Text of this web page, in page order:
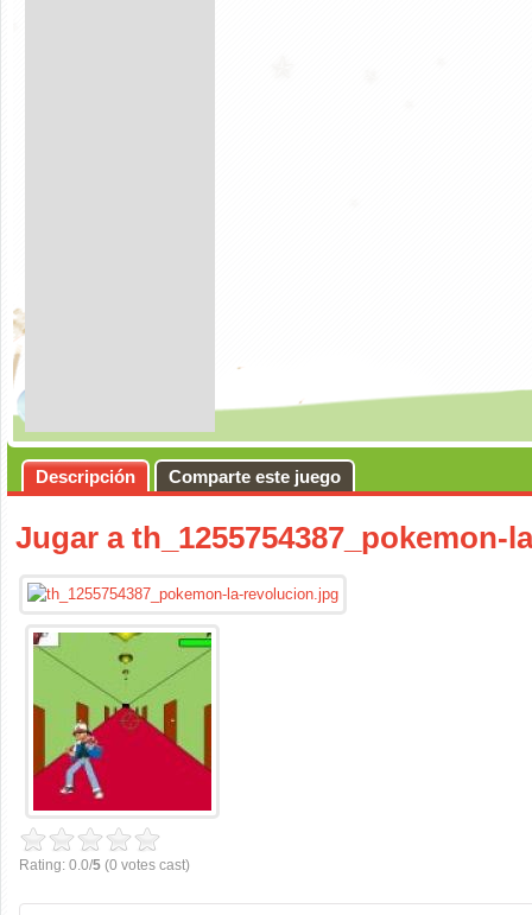
Descripción Comparte este juego
Jugar a th_1255754387_pokemon-
Rating: 0.0/5 (0 votes cast)